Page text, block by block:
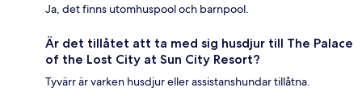
Ja, det finns utomhuspool och barnpool.
Är det tillåtet att ta med sig husdjur till The Palace
of the Lost City at Sun City Resort?
Tyvärr är varken husdjur eller assistanshundar tillåtna.